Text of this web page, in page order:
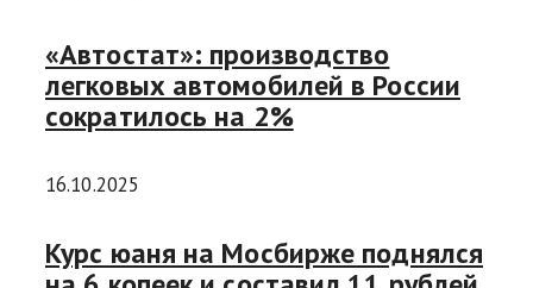
«Автостат»: производство
легковых автомобилей в России
сократилось на 2%
16.10.2025
Курс юаня на Мосбирже поднялся